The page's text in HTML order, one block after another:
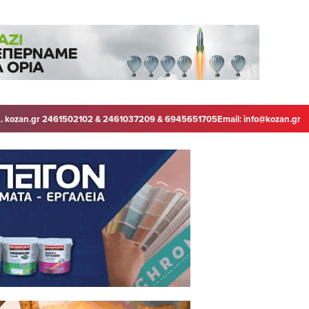
kozan.gr 2461502102 & 2461037209 & 6945651705Email:info@kozan.gr